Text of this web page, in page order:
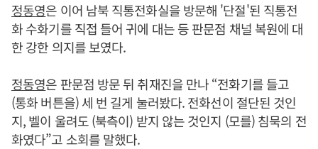
정동영은 이어 남북 직통전화실을 방문해 '단절'된 직통전
화 수화기를 직접 들어 귀에 대는 등 판문점 채널 복원에 대
한 강한 의지를 보였다.
정동영은 판문점 방문 뒤 취재진을 만나 “전화기를 들고
(통화 버튼을) 세 번 길게 눌러봤다. 전화선이 절단된 것인
지, 벨이 울려도 (북측이) 받지 않는 것인지 (모를) 침묵의 전
화였다”고 소회를 말했다.